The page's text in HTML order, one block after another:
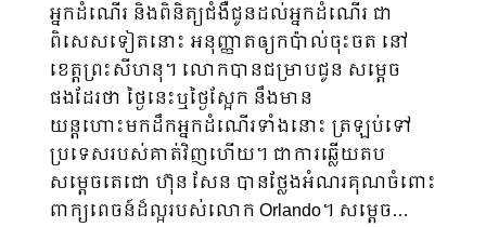
អ្នកដំណើរ និងពិនិត្យជំងឺជូនដល់អ្នកដំណើរ ជា
ពិសេសទៀតនោះ អនុញ្ញាតឲ្យកប៉ាល់ចុះចត នៅ
ខេត្តព្រះសីហនុ។ លោកបានជម្រាបជូន សម្ដេច
ផងដែរថា ថ្ងៃនេះឬថ្ងៃស្អែក នឹងមាន
យន្តហោះមកដឹកអ្នកដំណើរទាំងនោះ ត្រឡប់ទៅ
ប្រទេសរបស់គាត់វិញហើយ។ ជាការឆ្លើយតប
សម្ដេចតេជោ ហ៊ុន សែន បានថ្លែងអំណរគុណចំពោះ
ពាក្យពេចន៍ដ៏ល្អរបស់លោក Orlando។ សម្ដេច…